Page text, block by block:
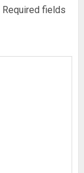
Required fields